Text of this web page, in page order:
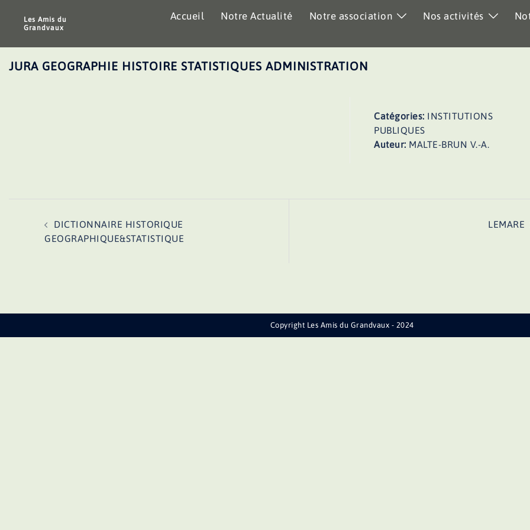
Les Amis du
Grandvaux
Accueil Notre Actualité Notre association Nos activités
JURA GEOGRAPHIE HISTOIRE STATISTIQUES ADMINISTRATION
Catégories: INSTITUTIONS
PUBLIQUES
Auteur: MALTE-BRUN V.-A.
d’article
DICTIONNAIRE HISTORIQUE
GEOGRAPHIQUE&STATISTIQUE
LEMARE
Copyright Les Amis du Grandvaux - 2024